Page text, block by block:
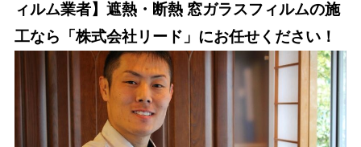
ィルム業者】遮熱・断熱 窓ガラスフィルムの施
工なら「株式会社リード」にお任せください！